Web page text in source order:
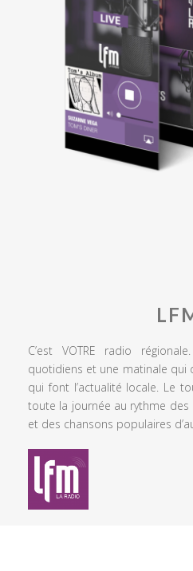
C’est VOTRE radio
quotidiens et une matinale qui
qui font l’actualité locale. Le
toute la journée au rythme des
et des chansons populaires